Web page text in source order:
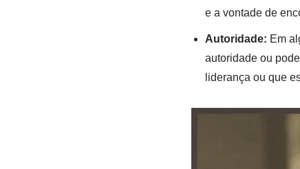
e a vontade de
Autoridade: Em
autoridade ou
liderança ou que